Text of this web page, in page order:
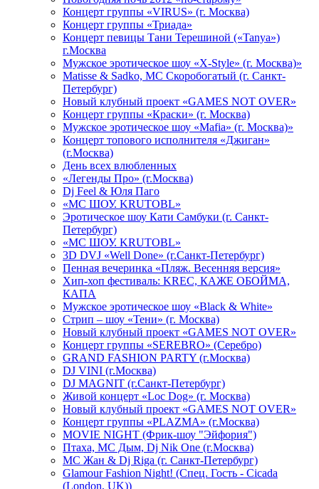
Концерт группы «VIRUS» (г. Москва)
Концерт группы «Триада»
Концерт певицы Тани Терешиной («Tanya»)
г.Москва
Мужское эротическое шоу «X-Style» (г. Москва)»
Matissе & Sadko, MC Скоробогатый (г. Санкт-
Петербург)
Новый клубный проект «GAMES NOT OVER»
Концерт группы «Краски» (г. Москва)
Мужское эротическое шоу «Mafia» (г. Москва)»
Концерт топового исполнителя «Джиган»
(г.Москва)
День всех влюбленных
«Легенды Про» (г.Москва)
Dj Feel & Юля Паго
«МС ШОУ. KRUTOBL»
Эротическое шоу Кати Самбуки (г. Санкт-
Петербург)
«МС ШОУ. KRUTOBL»
3D DVJ «Well Done» (г.Санкт-Петербург)
Пенная вечеринка «Пляж. Весенняя версия»
Хип-хоп фестиваль: KREC, КАЖЕ ОБОЙМА,
КАПА
Мужское эротическое шоу «Black & White»
Стрип – шоу «Тени» (г. Москва)
Новый клубный проект «GAMES NOT OVER»
Концерт группы «SEREBRO» (Серебро)
GRAND FASHION PARTY (г.Москва)
DJ VINI (г.Москва)
DJ MAGNIT (г.Санкт-Петербург)
Живой концерт «Loc Dog» (г. Москва)
Новый клубный проект «GAMES NOT OVER»
Концерт группы «PLAZMA» (г.Москва)
MOVIE NIGHT (Фрик-шоу "Эйфория")
Птаха, МС Дым, Dj Nik One (г.Москва)
МС Жан & Dj Riga (г. Санкт-Петербург)
Glamour Fashion Night! (Спец. Гость - Cicada
(London, UK))